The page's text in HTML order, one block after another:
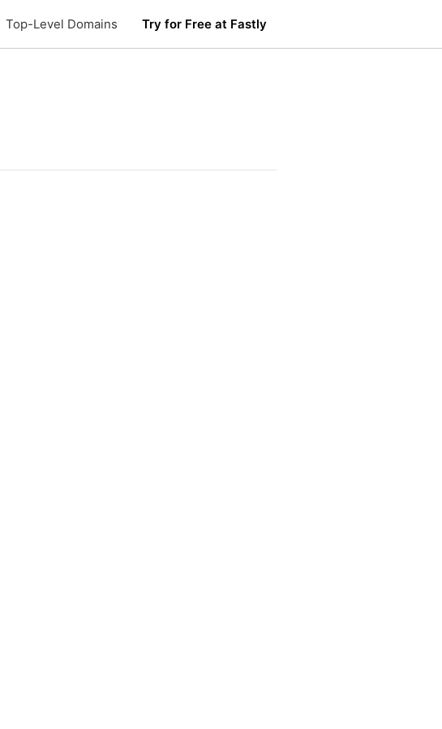
Top-Level Domains Try for Free at Fastly